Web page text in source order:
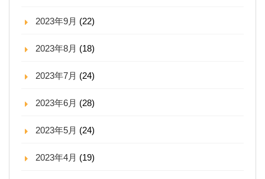
2023年9月 (22)
2023年8月 (18)
2023年7月 (24)
2023年6月 (28)
2023年5月 (24)
2023年4月 (19)